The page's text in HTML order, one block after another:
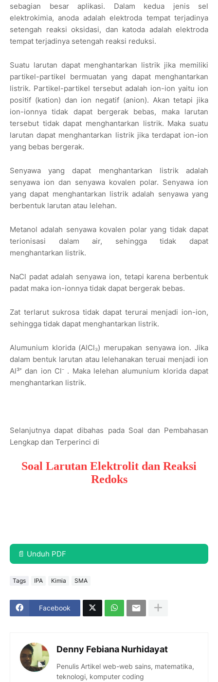
sebagian besar aplikasi. Dalam kedua jenis sel
elektrokimia, anoda adalah elektroda tempat terjadinya
setengah reaksi oksidasi, dan katoda adalah elektroda
tempat terjadinya setengah reaksi reduksi.
Suatu larutan dapat menghantarkan listrik jika memiliki
partikel-partikel bermuatan yang dapat menghantarkan
listrik. Partikel-partikel tersebut adalah ion-ion yaitu ion
positif (kation) dan ion negatif (anion). Akan tetapi jika
ion-ionnya tidak dapat bergerak bebas, maka larutan
tersebut tidak dapat menghantarkan listrik. Maka suatu
larutan dapat menghantarkan listrik jika terdapat ion-ion
yang bebas bergerak.
Senyawa yang dapat menghantarkan listrik adalah
senyawa ion dan senyawa kovalen polar. Senyawa ion
yang dapat menghantarkan listrik adalah senyawa yang
berbentuk larutan atau lelehan.
Metanol adalah senyawa kovalen polar yang tidak dapat
terionisasi dalam air, sehingga tidak dapat
menghantarkan listrik.
NaCl padat adalah senyawa ion, tetapi karena berbentuk
padat maka ion-ionnya tidak dapat bergerak bebas.
Zat terlarut sukrosa tidak dapat terurai menjadi ion-ion,
sehingga tidak dapat menghantarkan listrik.
Alumunium klorida (AlCl₃) merupakan senyawa ion. Jika
dalam bentuk larutan atau lelehanakan teruai menjadi ion
Al³⁺ dan ion Cl⁻ . Maka lelehan alumunium klorida dapat
menghantarkan listrik.
Selanjutnya dapat dibahas pada Soal dan Pembahasan
Lengkap dan Terperinci di
Soal Larutan Elektrolit dan Reaksi
Redoks
📄 Unduh PDF
Tags IPA Kimia SMA
Facebook
Denny Febiana Nurhidayat
Penulis Artikel web-web sains, matematika,
teknologi, komputer coding